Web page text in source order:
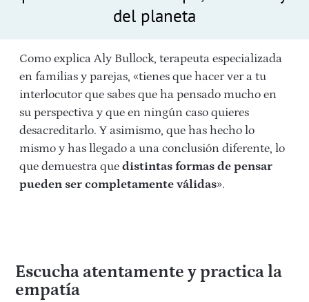
del planeta
Como explica Aly Bullock, terapeuta especializada
en familias y parejas, «tienes que hacer ver a tu
interlocutor que sabes que ha pensado mucho en
su perspectiva y que en ningún caso quieres
desacreditarlo. Y asimismo, que has hecho lo
mismo y has llegado a una conclusión diferente, lo
que demuestra que distintas formas de pensar
pueden ser completamente válidas».
Escucha atentamente y practica la
empatía